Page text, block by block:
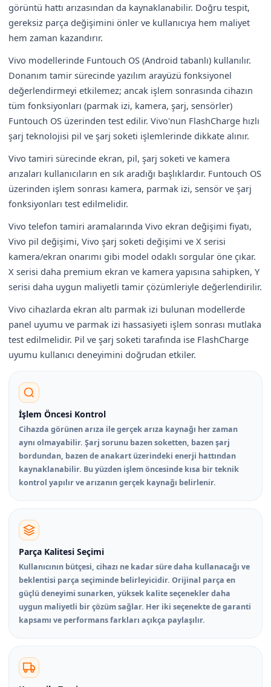
görüntü hattı arızasından da kaynaklanabilir. Doğru tespit,
gereksiz parça değişimini önler ve kullanıcıya hem maliyet
hem zaman kazandırır.
Vivo modellerinde Funtouch OS (Android tabanlı) kullanılır.
Donanım tamir sürecinde yazılım arayüzü fonksiyonel
değerlendirmeyi etkilemez; ancak işlem sonrasında cihazın
tüm fonksiyonları (parmak izi, kamera, şarj, sensörler)
Funtouch OS üzerinden test edilir. Vivo'nun FlashCharge hızlı
şarj teknolojisi pil ve şarj soketi işlemlerinde dikkate alınır.
Vivo tamiri sürecinde ekran, pil, şarj soketi ve kamera
arızaları kullanıcıların en sık aradığı başlıklardır. Funtouch OS
üzerinden işlem sonrası kamera, parmak izi, sensör ve şarj
fonksiyonları test edilmelidir.
Vivo telefon tamiri aramalarında Vivo ekran değişimi fiyatı,
Vivo pil değişimi, Vivo şarj soketi değişimi ve X serisi
kamera/ekran onarımı gibi model odaklı sorgular öne çıkar.
X serisi daha premium ekran ve kamera yapısına sahipken, Y
serisi daha uygun maliyetli tamir çözümleriyle değerlendirilir.
Vivo cihazlarda ekran altı parmak izi bulunan modellerde
panel uyumu ve parmak izi hassasiyeti işlem sonrası mutlaka
test edilmelidir. Pil ve şarj soketi tarafında ise FlashCharge
uyumu kullanıcı deneyimini doğrudan etkiler.
İşlem Öncesi Kontrol
Cihazda görünen arıza ile gerçek arıza kaynağı her zaman
aynı olmayabilir. Şarj sorunu bazen soketten, bazen şarj
bordundan, bazen de anakart üzerindeki enerji hattından
kaynaklanabilir. Bu yüzden işlem öncesinde kısa bir teknik
kontrol yapılır ve arızanın gerçek kaynağı belirlenir.
Parça Kalitesi Seçimi
Kullanıcının bütçesi, cihazı ne kadar süre daha kullanacağı ve
beklentisi parça seçiminde belirleyicidir. Orijinal parça en
güçlü deneyimi sunarken, yüksek kalite seçenekler daha
uygun maliyetli bir çözüm sağlar. Her iki seçenekte de garanti
kapsamı ve performans farkları açıkça paylaşılır.